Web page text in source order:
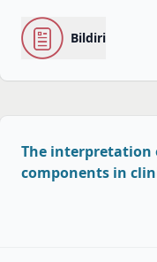
Bildiri
The interpretation
components in